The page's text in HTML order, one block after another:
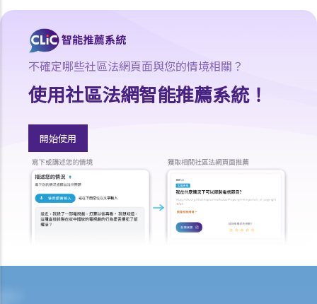
涉及致命意外的申索
死因裁判法庭有甚麼作用？
火災中受傷的僱員
因工受傷以及有關補償
賠償責任
怎樣才算是因工及在僱用期間遭遇意外（簡稱工傷意外）？
在甚麼情況下，僱主不需要為其僱員的工傷負上賠償責任？
賠償項目
我的配偶在工作時因意外而死亡，我或我的家人可獲哪些賠償？
我在工作時因遇到意外而受傷及導致傷殘，我或我的家人可獲哪些賠
工傷或有關意外之報告
不確定哪些社區法網頁面與您的情境相關？
使用社區法網智能推薦系統！
開始使用